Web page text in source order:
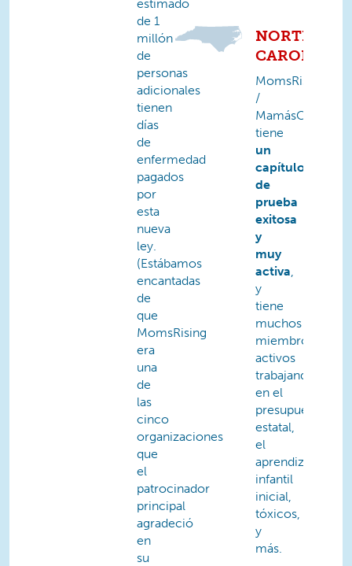
estimado
de 1
millón
de
personas
adicionales
tienen
días
de
enfermedad
pagados
por
esta
nueva
ley.
(Estábamos
encantadas
de
que
MomsRising
era
una
de
las
cinco
organizaciones
que
el
patrocinador
principal
agradeció
en
su
NORTH
CAROLINA
MomsRising
/
tiene
un
capítulo
de
prueba
exitosa
y
muy
activa,
y
tiene
muchos
miembros
activos
trabajando
en el
presupuesto
estatal,
el
aprendizaje
infantil
inicial,
tóxicos,
y
más.